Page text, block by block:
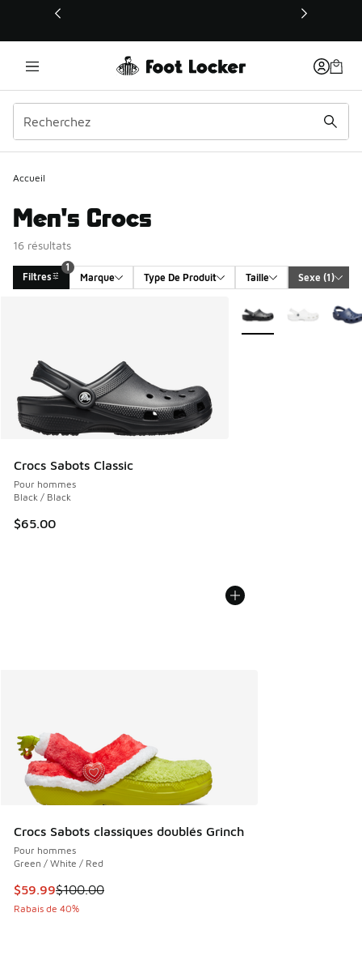
Ce lien s’ouvrira dans une nouvelle fenêtre
Accueil
Men's Crocs
16 résultats
Filtres
1
Marque
Type De Produit Taille Sexe (1)
Crocs Sabots Classic
Pour hommes
Black / Black
$65.00
Plus de couleurs
Crocs Sabots classiques doublés Grinch
Pour hommes
Green / White / Red
Cet article est en solde. Le prix est passé de $100.00 à
$59.99$100.00
Rabais de 40%